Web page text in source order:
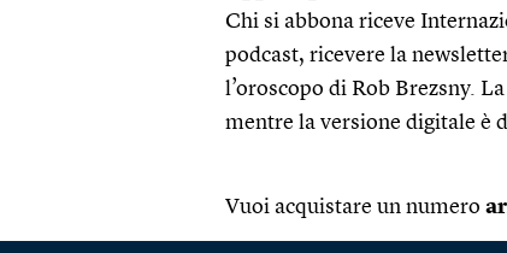
Chi si abbona riceve
podcast, ricevere la
l’oroscopo di Rob Brezsny.
mentre la versione digitale è
Vuoi acquistare un numero